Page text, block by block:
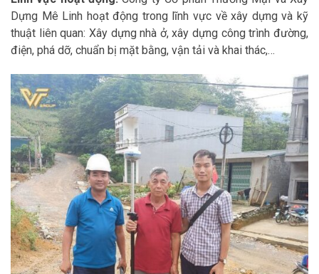
Dựng Mê Linh hoạt động trong lĩnh vực về xây dựng và kỹ
thuật liên quan: Xây dựng nhà ở, xây dựng công trình đường,
điện, phá dỡ, chuẩn bị mặt bằng, vận tải và khai thác,…